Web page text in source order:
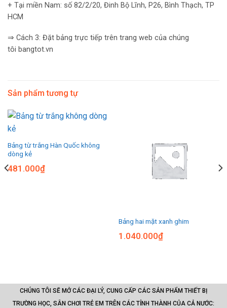
+ Tại miền Nam: số 82/2/20, Đinh Bộ Lĩnh, P26, Bình Thạch, TP
HCM
⇒ Cách 3: Đặt bảng trực tiếp trên trang web của chúng
tôi bangtot.vn
Sản phẩm tương tự
Bảng từ trắng Hàn Quốc không
dòng kẻ
481.000₫
Bảng hai mặt xanh ghim
1.040.000₫
CHÚNG TÔI SẼ MỞ CÁC ĐẠI LÝ, CUNG CẤP CÁC SẢN PHẨM THIẾT BỊ
TRƯỜNG HỌC, SÂN CHƠI TRẺ EM TRÊN CÁC TỈNH THÀNH CỦA CẢ NƯỚC: